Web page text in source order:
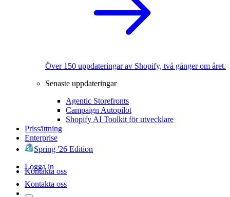
Över 150 uppdateringar av Shopify, två gånger om året.
Senaste uppdateringar
Agentic Storefronts
Campaign Autopilot
Shopify AI Toolkit för utvecklare
Prissättning
Enterprise
Spring '26 Edition
Logga in
Kontakta oss
Kontakta oss